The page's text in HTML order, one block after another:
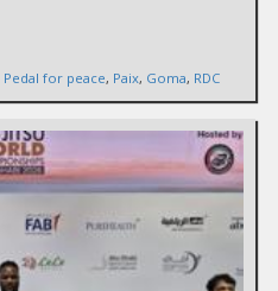
Pedal for peace, Paix, Goma, RDC